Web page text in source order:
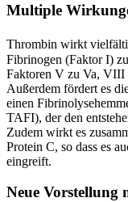
Multiple
Thrombin wirkt
Fibrinogen (Faktor I)
Faktoren V zu Va,
Außerdem fördert es
einen
TAFI), der den
Zudem wirkt es
Protein C, so dass es
eingreift.
Neue Vorstellung